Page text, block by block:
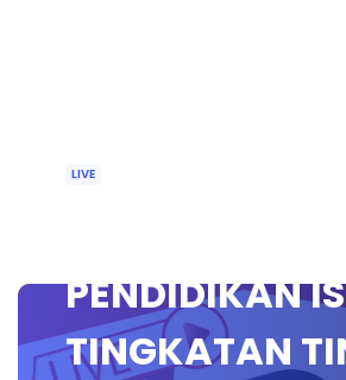
LIVE
PENDIDIKAN
TINGKATAN